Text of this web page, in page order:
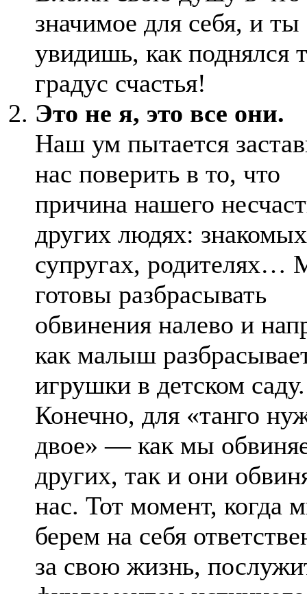
значимое для себя, и ты
увидишь, как поднялся
градус счастья!
Это не я, это все они.
Наш ум пытается
нас поверить в то, что
причина нашего
других людях:
супругах, родителях…
готовы разбрасывать
обвинения налево и
как малыш
игрушки в детском саду.
Конечно, для «танго
двое» — как мы
других, так и они
нас. Тот момент, когда
берем на себя
за свою жизнь,